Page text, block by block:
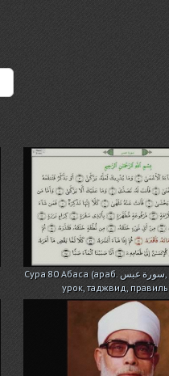
Сура 80 Абаса (араб. سورة عبس, Нахмурился) -
урок, таджвид,